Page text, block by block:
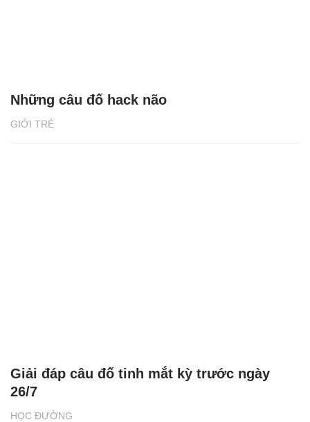
GIỚI TRẺ
Những câu đố hack não
HỌC ĐƯỜNG
Giải đáp câu đố tinh mắt kỳ trước ngày
26/7